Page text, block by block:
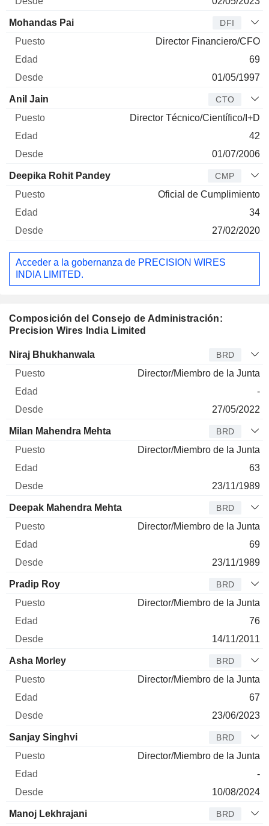
Mohandas Pai DFI
Director Financiero/CFO
69
01/05/1997
Anil Jain CTO
Director Técnico/Científico/I+D
42
01/07/2006
Deepika Rohit Pandey CMP
Oficial de Cumplimiento
34
27/02/2020
Acceder a la gobernanza de PRECISION WIRES
INDIA LIMITED.
Composición del Consejo de Administración:
Precision Wires India Limited
Administrador Puesto
Niraj Bhukhanwala BRD
Director/Miembro de la Junta
-
27/05/2022
Milan Mahendra Mehta BRD
Director/Miembro de la Junta
63
23/11/1989
Deepak Mahendra Mehta BRD
Director/Miembro de la Junta
69
23/11/1989
Pradip Roy BRD
Director/Miembro de la Junta
76
14/11/2011
Asha Morley BRD
Director/Miembro de la Junta
67
23/06/2023
Sanjay Singhvi BRD
Director/Miembro de la Junta
-
10/08/2024
Manoj Lekhrajani BRD